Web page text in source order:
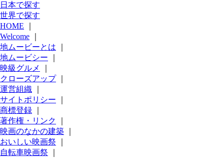
日本で探す
世界で探す
HOME
Welcome
地ムービーとは
地ムービシー
映級グルメ
クローズアップ｜
運営組織
サイトポリシー
商標登録
著作権・リンク
映画のなかの建築
おいしい映画祭
自転車映画祭